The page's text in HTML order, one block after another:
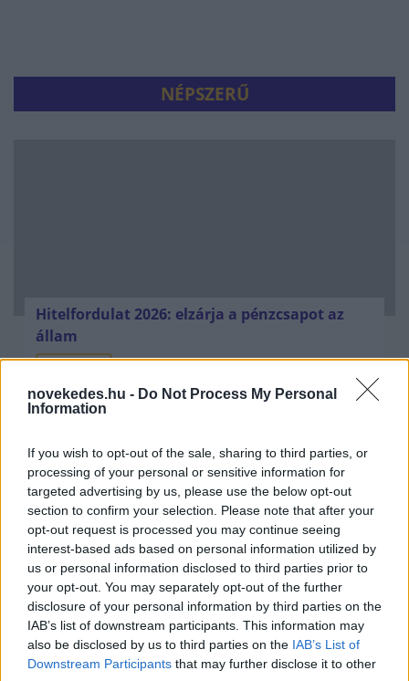
novekedes.hu - Do Not Process My Personal
Information
If you wish to opt-out of the sale, sharing to third parties, or
processing of your personal or sensitive information for
targeted advertising by us, please use the below opt-out
section to confirm your selection. Please note that after your
opt-out request is processed you may continue seeing
interest-based ads based on personal information utilized by
us or personal information disclosed to third parties prior to
your opt-out. You may separately opt-out of the further
disclosure of your personal information by third parties on the
IAB’s list of downstream participants. This information may
also be disclosed by us to third parties on the IAB’s List of
Downstream Participants that may further disclose it to other
NÉPSZERŰ
Hitelfordulat 2026: elzárja a pénzcsapot az
állam
ELEMZÉSEK 2026. júl. 22.
Vagyonvisszaszerzés: amikor a pénz
gyorsabban fut, mint a jog
ELEMZÉSEK 2026. júl. 21.